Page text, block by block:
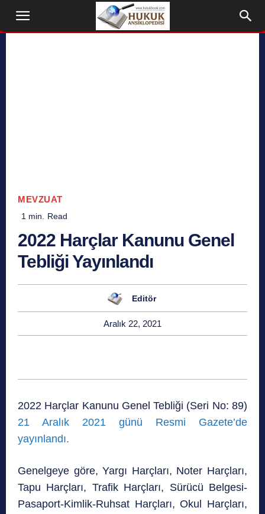
MEVZUAT
1 min. Read
2022 Harçlar Kanunu Genel
Tebliği Yayınlandı
Editör
Aralık 22, 2021
2022 Harçlar Kanunu Genel Tebliği (Seri No: 89)
21 Aralık 2021 günü Resmi Gazete’de
yayınlandı.
Genelgeye göre, Yargı Harçları, Noter Harçları,
Tapu Harçları, Trafik Harçları, Sürücü Belgesi-
Pasaport-Kimlik-Ruhsat Harçları, Okul Harçları,